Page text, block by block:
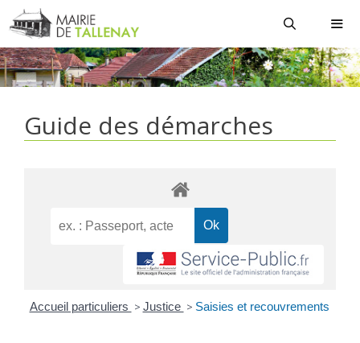
Aller
au
contenu
Guide des démarches
Accueil particuliers > Justice > Saisies et recouvrements